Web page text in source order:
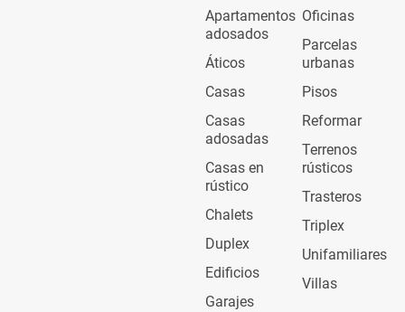
Apartamentos
adosados
Áticos
Casas
Casas
adosadas
Casas en
rústico
Chalets
Duplex
Edificios
Garajes
Oficinas
Parcelas
urbanas
Pisos
Reformar
Terrenos
rústicos
Trasteros
Triplex
Unifamiliares
Villas